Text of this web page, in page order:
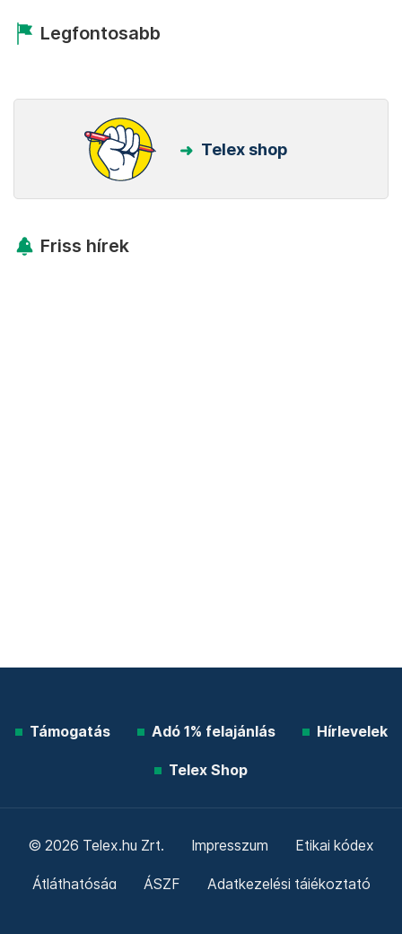
Legfontosabb
Telex shop
Friss hírek
Támogatás Adó 1% felajánlás Hírlevelek
Telex Shop
© 2026 Telex.hu Zrt. Impresszum Etikai kódex
Átláthatóság ÁSZF Adatkezelési tájékoztató